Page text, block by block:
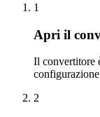
1
Apri il
Il convertitore
configurazione
2